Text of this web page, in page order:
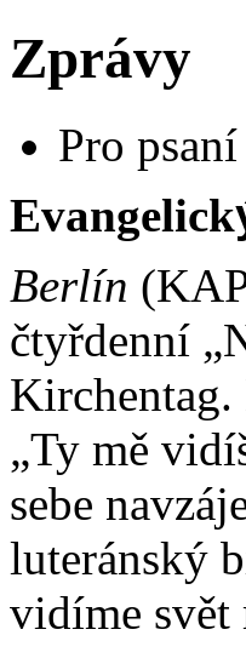
Zprávy
Pro
Evangelick
Berlín
čtyřdenní
Kirchentag.
„Ty mě
sebe
luteránský
vidíme svět